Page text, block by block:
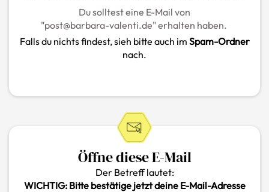
Du solltest eine E-Mail von
"post@barbara-valenti.de" erhalten haben.
Falls du nichts findest, sieh bitte auch im Spam-Ordner
nach.
Öffne diese E-Mail
Der Betreff lautet:
WICHTIG: Bitte bestätige jetzt deine E-Mail-Adresse